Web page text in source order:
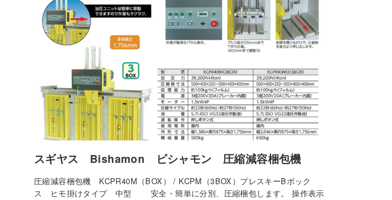
スギヤス Bishamon ビシャモン 圧縮減容梱包機
圧縮減容梱包機 KCPR40M（BOX） / KCPM（3BOX）プレスキーBボック
ス ヒモ掛けタイプ 中型 安全・簡単に分別、圧縮梱包します。 操作表示